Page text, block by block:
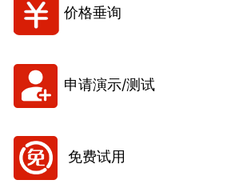
价格垂询
申请演示/测试
免费试用